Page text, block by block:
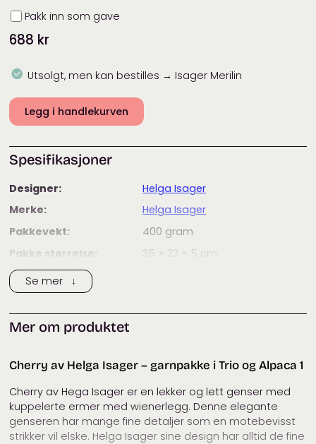
Innpakning
Pakk inn som gave
688 kr
Utsolgt, men kan bestilles → Isager Merilin
Legg i handlekurven
Spesifikasjoner
Designer:
Helga Isager
Merke:
Helga Isager
Pakkevekt:
400 gram
Pakke størrelse:
35 × 23 × 5 cm
Kategorier:
Se mer ↓
Mer om produktet
Cherry av Helga Isager – garnpakke i Trio og Alpaca 1
Cherry av Hega Isager er en lekker og lett genser med
kuppelerte ermer med wienerlegg. Denne elegante
genseren har mange fine detaljer som en motebevisst
strikker vil elske. Helga Isager sine design har alltid de fine